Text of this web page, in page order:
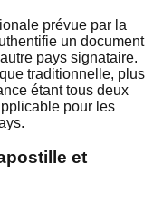
prévue par la
un document
pays signataire.
traditionnelle, plus
étant tous deux
pour les
et